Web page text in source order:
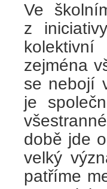
Ve
z
zejména
se nebojí
je
době jde
velký
patříme